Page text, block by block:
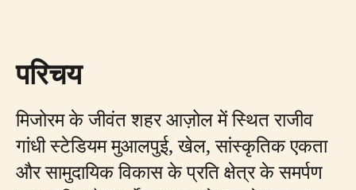
परिचय
मिजोरम के जीवंत शहर आज़ोल में स्थित राजीव
गांधी स्टेडियम मुआलपुई, खेल, सांस्कृतिक एकता
और सामुदायिक विकास के प्रति क्षेत्र के समर्पण